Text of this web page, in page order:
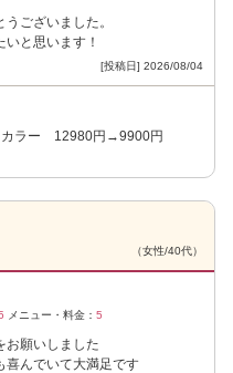
ございました。
と思います！
[投稿日] 2026/08/04
カラー 12980円→9900円
（女性/40代）
メニュー・料金： 5
お願いしました
喜んでいて大満足です